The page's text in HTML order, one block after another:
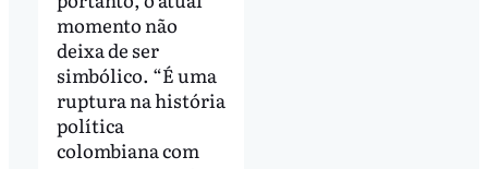
momento não
deixa de ser
simbólico. “É uma
ruptura na história
política
colombiana com